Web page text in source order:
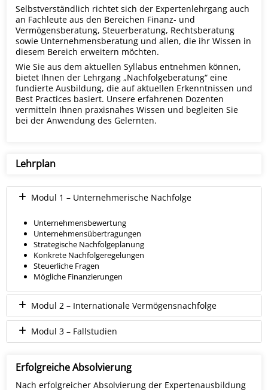
Selbstverständlich richtet sich der Expertenlehrgang auch
an Fachleute aus den Bereichen Finanz- und
Vermögensberatung, Steuerberatung, Rechtsberatung
sowie Unternehmensberatung und allen, die ihr Wissen in
diesem Bereich erweitern möchten.
Wie Sie aus dem aktuellen Syllabus entnehmen können,
bietet Ihnen der Lehrgang „Nachfolgeberatung“ eine
fundierte Ausbildung, die auf aktuellen Erkenntnissen und
Best Practices basiert. Unsere erfahrenen Dozenten
vermitteln Ihnen praxisnahes Wissen und begleiten Sie
bei der Anwendung des Gelernten.
Lehrplan
Modul 1 – Unternehmerische Nachfolge
Unternehmensbewertung
Unternehmensübertragungen
Strategische Nachfolgeplanung
Konkrete Nachfolgeregelungen
Steuerliche Fragen
Mögliche Finanzierungen
Modul 2 – Internationale Vermögensnachfolge
Modul 3 – Fallstudien
Erfolgreiche Absolvierung
Nach erfolgreicher Absolvierung der Expertenausbildung